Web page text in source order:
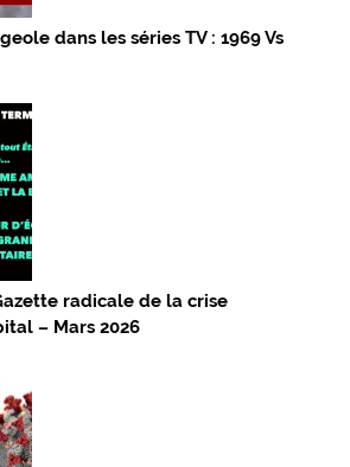
dans les séries TV : 1969 Vs
radicale de la crise
– Mars 2026